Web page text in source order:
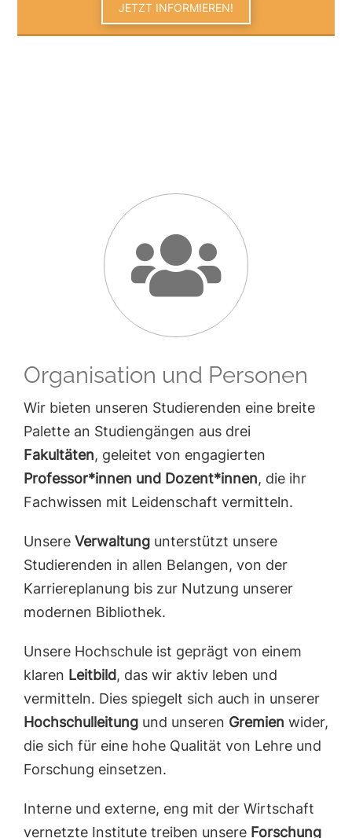
JETZT INFORMIEREN!
Organisation und Personen
Wir bieten unseren Studierenden eine breite
Palette an Studiengängen aus drei
Fakultäten, geleitet von engagierten
Professor*innen und Dozent*innen, die ihr
Fachwissen mit Leidenschaft vermitteln.
Unsere Verwaltungunterstützt unsere
Studierenden in allen Belangen, von der
Karriereplanung bis zur Nutzung unserer
modernen Bibliothek.
Unsere Hochschule ist geprägt von einem
klaren Leitbild, das wir aktiv leben und
vermitteln. Dies spiegelt sich auch in unserer
Hochschulleitungund unseren Gremien wider,
die sich für eine hohe Qualität von Lehre und
Forschung einsetzen.
Interne und externe, eng mit der Wirtschaft
vernetzte Institute treiben unsere Forschung